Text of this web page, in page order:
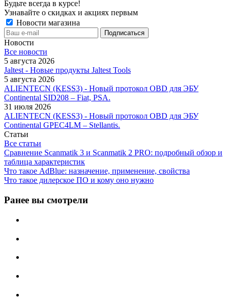
Будьте всегда в курсе!
Узнавайте о скидках и акциях первым
Новости магазина
Новости
Все новости
5 августа 2026
Jaltest - Новые продукты Jaltest Tools
5 августа 2026
ALIENTECN (KESS3) - Новый протокол OBD для ЭБУ
Continental SID208 – Fiat, PSA.
31 июля 2026
ALIENTECN (KESS3) - Новый протокол OBD для ЭБУ
Continental GPEC4LM – Stellantis.
Статьи
Все статьи
Сравнение Scanmatik 3 и Scanmatik 2 PRO: подробный обзор и
таблица характеристик
Что такое AdBlue: назначение, применение, свойства
Что такое дилерское ПО и кому оно нужно
Ранее вы смотрели